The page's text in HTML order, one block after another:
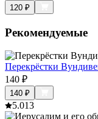
120 ₽
Рекомендуемые
Перекрёстки
140 ₽
140 ₽
5.013